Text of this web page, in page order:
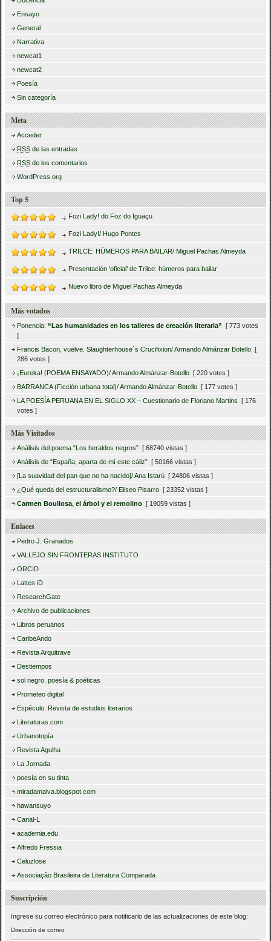
Ensayo
General
Narrativa
newcat1
newcat2
Poesía
Sin categoría
Meta
Acceder
RSS de las entradas
RSS de los comentarios
WordPress.org
Top 5
Fozi Lady! do Foz do Iguaçu
Fozi Lady!/ Hugo Pontes
TRILCE: HÚMEROS PARA BAILAR/ Miguel Pachas Almeyda
Presentación ‘oficial’ de Trilce: húmeros para bailar
Nuevo libro de Miguel Pachas Almeyda
Más votados
Ponencia:“Las humanidades en los talleres de creación literaria” [ 773 votes
]
Francis Bacon, vuelve. Slaughterhouse´s Crucifixion/ Armando Almánzar Botello [
286 votes ]
¡Eureka! (POEMA ENSAYADO)/ Armando Almánzar-Botello [ 220 votes ]
BARRANCA (Ficción urbana total)/ Armando Almánzar-Botello [ 177 votes ]
LA POESÍA PERUANA EN EL SIGLO XX – Cuestionario de Floriano Martins [ 176
votes ]
Más Visitados
Análisis del poema “Los heraldos negros” [ 68740 vistas ]
Análisis de “España, aparta de mí este cáliz” [ 50166 vistas ]
[La suavidad del pan que no ha nacido]/ Ana Istarú [ 24806 vistas ]
¿Qué queda del estructuralismo?/ Eliseo Pisarro [ 23352 vistas ]
Carmen Boullosa, el árbol y el remolino [ 19059 vistas ]
Enlaces
Pedro J. Granados
VALLEJO SIN FRONTERAS INSTITUTO
ORCID
Lattes iD
ResearchGate
Archivo de publicaciones
Libros peruanos
CaribeAndo
Revista Arquitrave
Destiempos
sol negro. poesía & poéticas
Prometeo digital
Espéculo. Revista de estudios literarios
Literaturas.com
Urbanotopía
Revista Agulha
La Jornada
poesía en su tinta
miradamalva.blogspot.com
hawansuyo
Canal-L
academia.edu
Alfredo Fressia
Celuzlose
Associação Brasileira de Literatura Comparada
Suscripción
Ingrese su correo electrónico para notificarlo de las actualizaciones de este blog:
Dirección de correo